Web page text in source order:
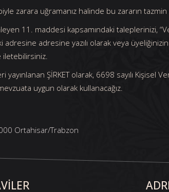
zarara uğramanız halinde bu zararın
11. maddesi kapsamındaki taleplerinizi,
adresine adresine yazılı olarak veya
ŞİRKET olarak, 6698 sayılı Kişisel
uygun olarak kullanacağız.
Ortahisar/Trabzon